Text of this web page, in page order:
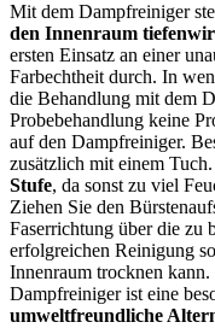
Mit dem Dampfreiniger
den Innenraum
ersten Einsatz an einer
Farbechtheit durch. In
die Behandlung mit dem
Probebehandlung keine
auf den Dampfreiniger.
zusätzlich mit einem
Stufe, da sonst zu viel
Ziehen Sie den
Faserrichtung über die zu
erfolgreichen Reinigung
Innenraum trocknen
Dampfreiniger ist eine
umweltfreundliche